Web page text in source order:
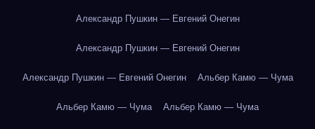
Александр Пушкин — Евгений Онегин
Александр Пушкин — Евгений Онегин
Александр Пушкин — Евгений Онегин Альбер Камю — Чума
Альбер Камю — Чума Альбер Камю — Чума